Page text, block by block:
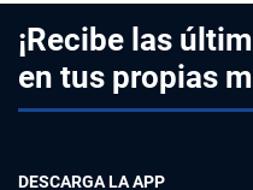
¡Recibe las
en tus propias
DESCARGA LA APP